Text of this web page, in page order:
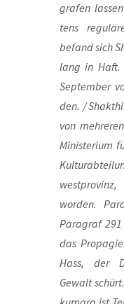
gra­fen
tens
befand sich
lang in Haft.
Sep­tem­ber
den. /
von
Minis­te­ri­um
wor­den.
Para­graf
das
Hass, der
Gewalt